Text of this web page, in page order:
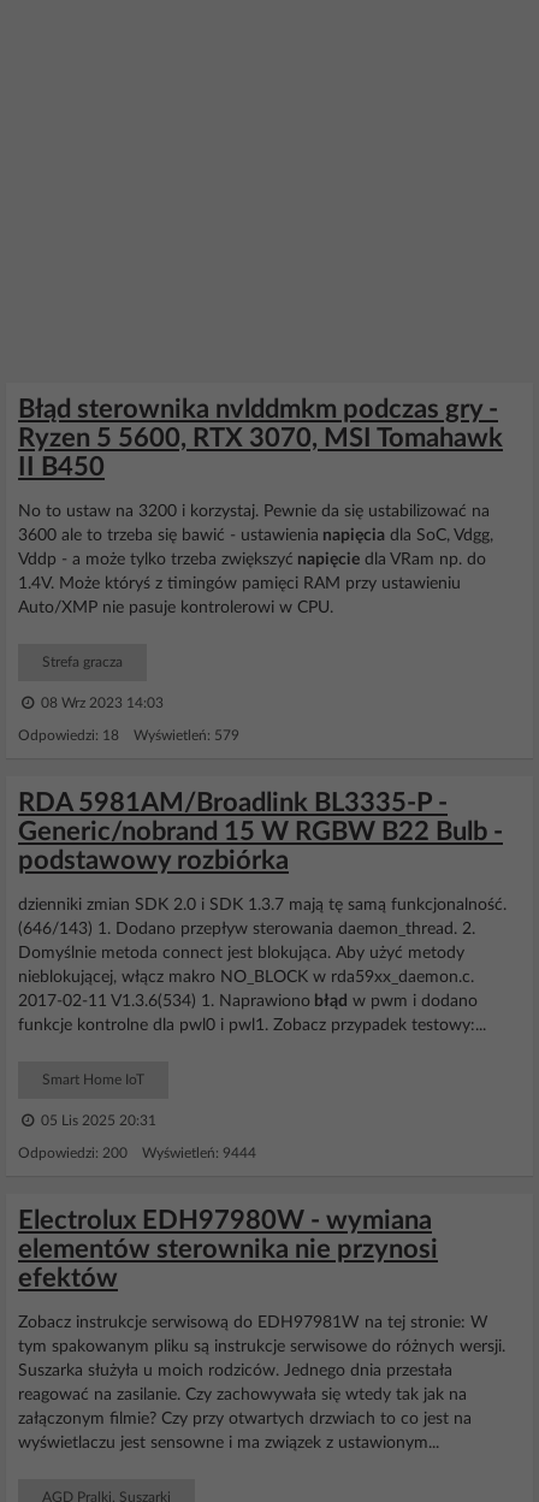
Błąd sterownika nvlddmkm podczas gry -
Ryzen 5 5600, RTX 3070, MSI Tomahawk
II B450
No to ustaw na 3200 i korzystaj. Pewnie da się ustabilizować na
3600 ale to trzeba się bawić - ustawienia napięcia dla SoC, Vdgg,
Vddp - a może tylko trzeba zwiększyć napięcie dla VRam np. do
1.4V. Może któryś z timingów pamięci RAM przy ustawieniu
Auto/XMP nie pasuje kontrolerowi w CPU.
Strefa gracza
08 Wrz 2023 14:03
Odpowiedzi: 18 Wyświetleń: 579
RDA 5981AM/Broadlink BL3335-P -
Generic/nobrand 15 W RGBW B22 Bulb -
podstawowy rozbiórka
dzienniki zmian SDK 2.0 i SDK 1.3.7 mają tę samą funkcjonalność.
(646/143) 1. Dodano przepływ sterowania daemon_thread. 2.
Domyślnie metoda connect jest blokująca. Aby użyć metody
nieblokującej, włącz makro NO_BLOCK w rda59xx_daemon.c.
2017-02-11 V1.3.6(534) 1. Naprawiono błąd w pwm i dodano
funkcje kontrolne dla pwl0 i pwl1. Zobacz przypadek testowy:...
Smart Home IoT
05 Lis 2025 20:31
Odpowiedzi: 200 Wyświetleń: 9444
Electrolux EDH97980W - wymiana
elementów sterownika nie przynosi
efektów
Zobacz instrukcje serwisową do EDH97981W na tej stronie: W
tym spakowanym pliku są instrukcje serwisowe do różnych wersji.
Suszarka służyła u moich rodziców. Jednego dnia przestała
reagować na zasilanie. Czy zachowywała się wtedy tak jak na
załączonym filmie? Czy przy otwartych drzwiach to co jest na
wyświetlaczu jest sensowne i ma związek z ustawionym...
AGD Pralki, Suszarki